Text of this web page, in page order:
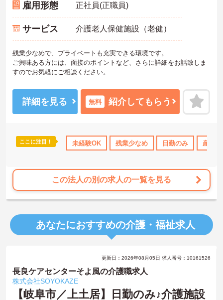
雇用形態 正社員(正職員)
サービス 介護老人保健施設（老健）
残業少なめで、プライベートも充実できる環境です。
ご興味ある方には、面接のポイントなど、さらに詳細をお話致しま
すのでお気軽にご相談ください。
詳細を見る 無料 紹介してもらう
ここに注目！ 未経験OK 残業少なめ 日勤のみ 産休･
この法人の別の求人の一覧を見る
あなたにおすすめの介護・福祉求人
更新日：2026年08月05日 求人番号：10161526
長良ケアセンターそよ風の介護職求人
株式会社SOYOKAZE
【岐阜市／上土居】日勤のみ♪介護施設